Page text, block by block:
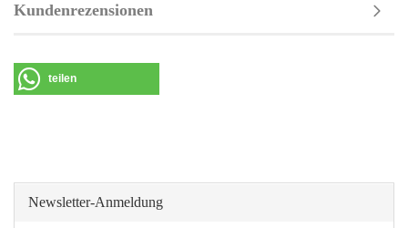
Kundenrezensionen
teilen
Newsletter-Anmeldung